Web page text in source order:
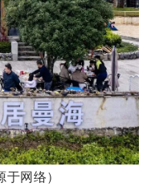
网络）